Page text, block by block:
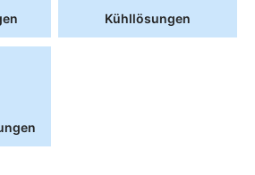
Kühllösungen